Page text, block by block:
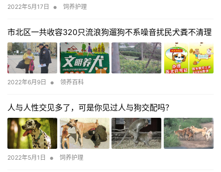
2022年5月17日 • 饲养护理
市北区一共收容320只流浪狗遛狗不系噪音扰民犬粪不清理
2022年6月9日 • 领养百科
人与人性交见多了，可是你见过人与狗交配吗？
2022年5月1日 • 饲养护理